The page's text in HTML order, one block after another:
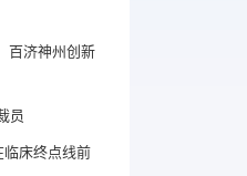
百济神州创新
员
床终点线前